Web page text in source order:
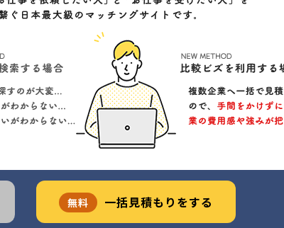
50万円
受注の多い価格帯
関連提供業務
無料 一括見積もりをする